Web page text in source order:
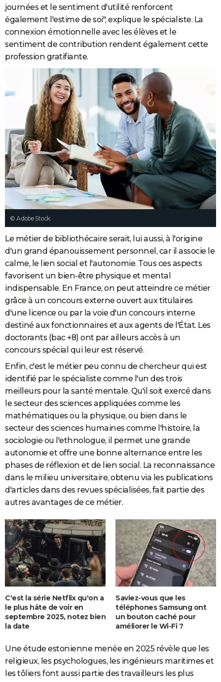
journées et le sentiment d'utilité renforcent
également l'estime de soi", explique le spécialiste. La
connexion émotionnelle avec les élèves et le
sentiment de contribution rendent également cette
profession gratifiante.
© Adobe Stock
Le métier de bibliothécaire serait, lui aussi, à l'origine
d'un grand épanouissement personnel, car il associe le
calme, le lien social et l'autonomie. Tous ces aspects
favorisent un bien-être physique et mental
indispensable. En France, on peut atteindre ce métier
grâce à un concours externe ouvert aux titulaires
d'une licence ou par la voie d'un concours interne
destiné aux fonctionnaires et aux agents de l'État. Les
doctorants (bac +8) ont par ailleurs accès à un
concours spécial qui leur est réservé.
Enfin, c'est le métier peu connu de chercheur qui est
identifié par le spécialiste comme l'un des trois
meilleurs pour la santé mentale. Qu'il soit exercé dans
le secteur des sciences appliquées comme les
mathématiques ou la physique, ou bien dans le
secteur des sciences humaines comme l'histoire, la
sociologie ou l'ethnologue, il permet une grande
autonomie et offre une bonne alternance entre les
phases de réflexion et de lien social. La reconnaissance
dans le milieu universitaire, obtenu via les publications
d'articles dans des revues spécialisées, fait partie des
autres avantages de ce métier.
C'est la série Netflix qu'on a
le plus hâte de voir en
septembre 2025, notez bien
la date
Saviez-vous que les
téléphones Samsung ont
un bouton caché pour
améliorer le Wi-Fi ?
Une étude estonienne menée en 2025 révèle que les
religieux, les psychologues, les ingénieurs maritimes et
les tôliers font aussi partie des travailleurs les plus